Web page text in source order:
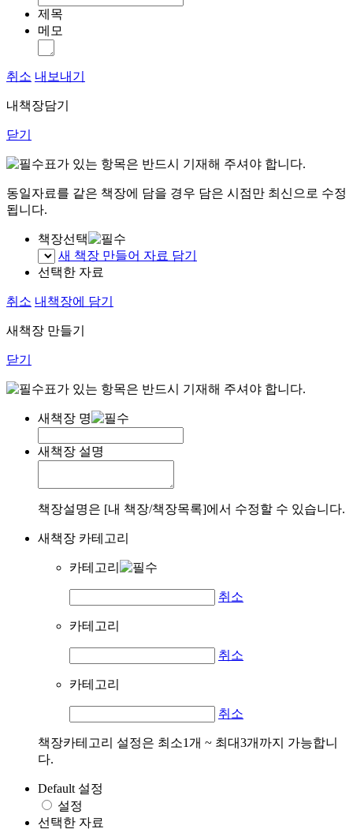
제목
메모
취소 내보내기
내책장담기
닫기
표가 있는 항목은 반드시 기재해 주셔야 합니다.
동일자료를 같은 책장에 담을 경우 담은 시점만 최신으로 수정
됩니다.
책장선택
새 책장 만들어 자료 담기
선택한 자료
취소 내책장에 담기
새책장 만들기
닫기
표가 있는 항목은 반드시 기재해 주셔야 합니다.
새책장 명
새책장 설명
책장설명은 [내 책장/책장목록]에서 수정할 수 있습니다.
새책장 카테고리
카테고리
취소
카테고리
취소
카테고리
취소
책장카테고리 설정은 최소1개 ~ 최대3개까지 가능합니
다.
Default 설정
설정
선택한 자료